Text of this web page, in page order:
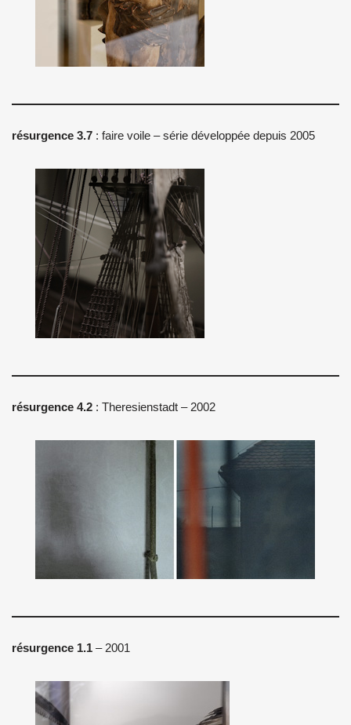
résurgence 3.7 : faire voile – série développée depuis 2005
résurgence 4.2 : Theresienstadt – 2002
résurgence 1.1 – 2001